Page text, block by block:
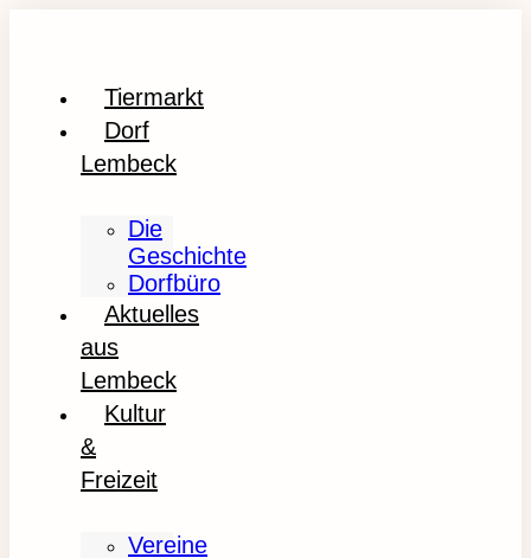
Tiermarkt
Dorf
Lembeck
Die
Geschichte
Dorfbüro
Aktuelles
aus
Lembeck
Kultur
&
Freizeit
Vereine